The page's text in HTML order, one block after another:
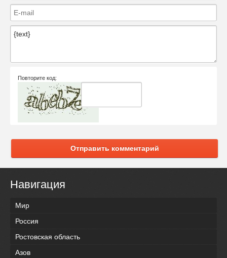
Повторите код:
Отправить комментарий
Навигация
Мир
Россия
Ростовская область
Азов